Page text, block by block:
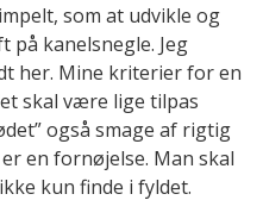
som at udvikle og
på kanelsnegle. Jeg
her. Mine kriterier for en
skal være lige tilpas
også smage af rigtig
en fornøjelse. Man skal
kun finde i fyldet.